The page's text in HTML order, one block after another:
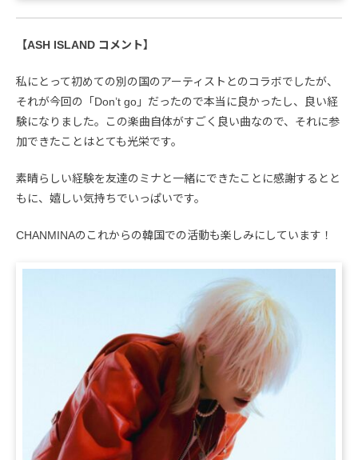
【ASH ISLAND コメント】
私にとって初めての別の国のアーティストとのコラボでしたが、
それが今回の「Don’t go」だったので本当に良かったし、良い経
験になりました。この楽曲自体がすごく良い曲なので、それに参
加できたことはとても光栄です。
素晴らしい経験を友達のミナと一緒にできたことに感謝するとと
もに、嬉しい気持ちでいっぱいです。
CHANMINAのこれからの韓国での活動も楽しみにしています！